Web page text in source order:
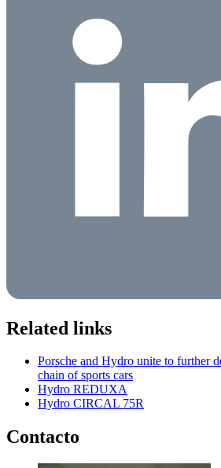
Related links
Porsche and Hydro unite to further
chain of sports cars
Hydro REDUXA
Hydro CIRCAL 75R
Contacto